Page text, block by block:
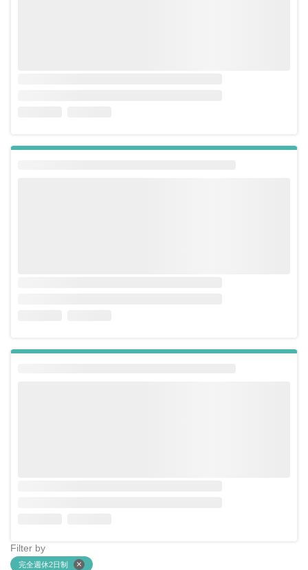
Filter by
完全週休2日制